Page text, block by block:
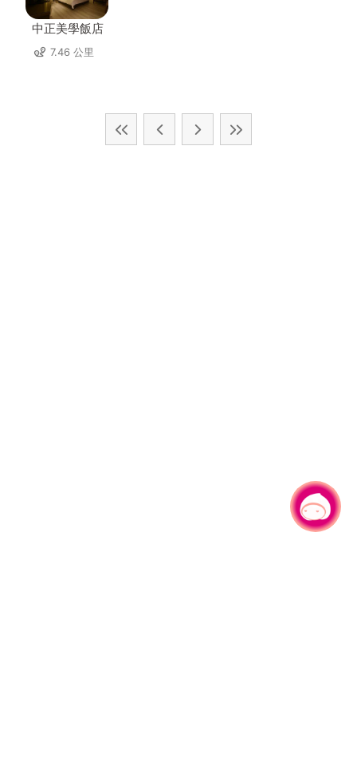
中正美學飯店
7.46 公里